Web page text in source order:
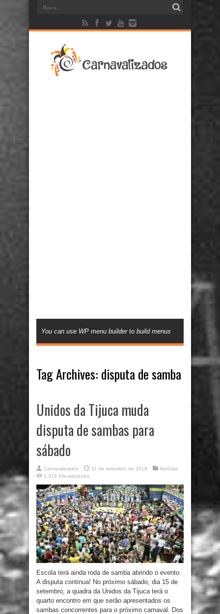
You can use WP menu builder to build menus
Tag Archives: disputa de samba
Unidos da Tijuca muda
disputa de sambas para
sábado
Carnavalizados 11 de setembro de 2018
Notícias
1,316 Visualizaçoes
Escola terá ainda roda de samba abrindo o evento
A disputa continua! No próximo sábado, dia 15 de
setembro, a quadra da Unidos da Tijuca terá o
quarto encontro em que serão apresentados os
sambas concorrentes para o próximo carnaval. Dos